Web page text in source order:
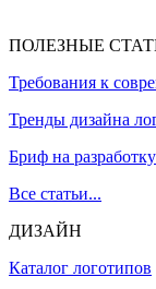
ПОЛЕЗНЫЕ
Требования к
Тренды дизайна
Бриф на
Все статьи...
ДИЗАЙН
Каталог логотипов